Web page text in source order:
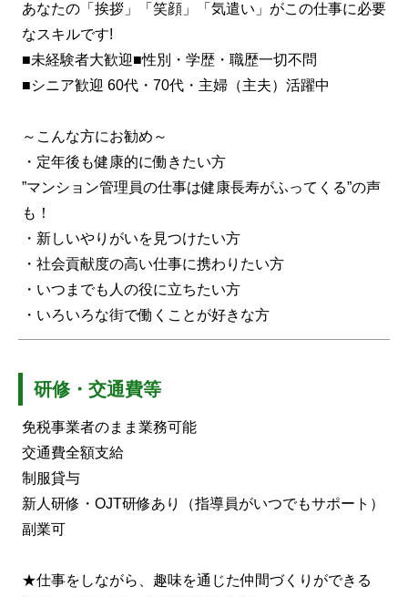
あなたの「挨拶」「笑顔」「気遣い」がこの仕事に必要
なスキルです!
■未経験者大歓迎■性別・学歴・職歴一切不問
■シニア歓迎 60代・70代・主婦（主夫）活躍中
～こんな方にお勧め～
・定年後も健康的に働きたい方
”マンション管理員の仕事は健康長寿がふってくる”の声
も！
・新しいやりがいを見つけたい方
・社会貢献度の高い仕事に携わりたい方
・いつまでも人の役に立ちたい方
・いろいろな街で働くことが好きな方
研修・交通費等
免税事業者のまま業務可能
交通費全額支給
制服貸与
新人研修・OJT研修あり（指導員がいつでもサポート）
副業可
★仕事をしながら、趣味を通じた仲間づくりができる